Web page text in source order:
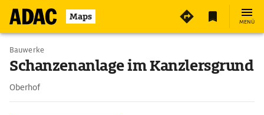
Maps MENÜ
Bauwerke
Schanzenanlage im Kanzlersgrund
Oberhof